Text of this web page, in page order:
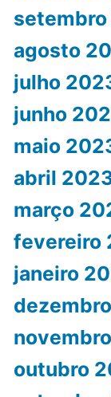
agosto
julho
junho
maio
abril
março
fevereiro
janeiro
outubro